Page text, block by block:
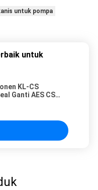
untuk pompa
untuk
KL-CS
Ganti AES CS